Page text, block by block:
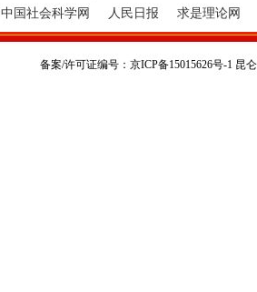
中国社会科学网 人民日报 求是理论网
备案/许可证编号：京ICP备15015626号-1 昆